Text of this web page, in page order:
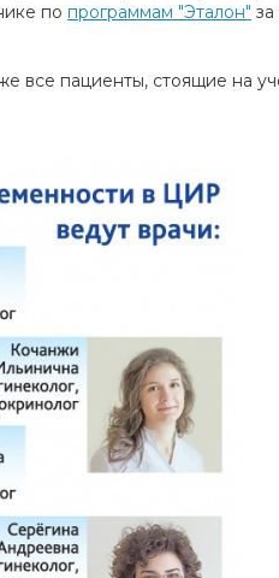
по программам "Эталон"
все пациенты, стоящие на